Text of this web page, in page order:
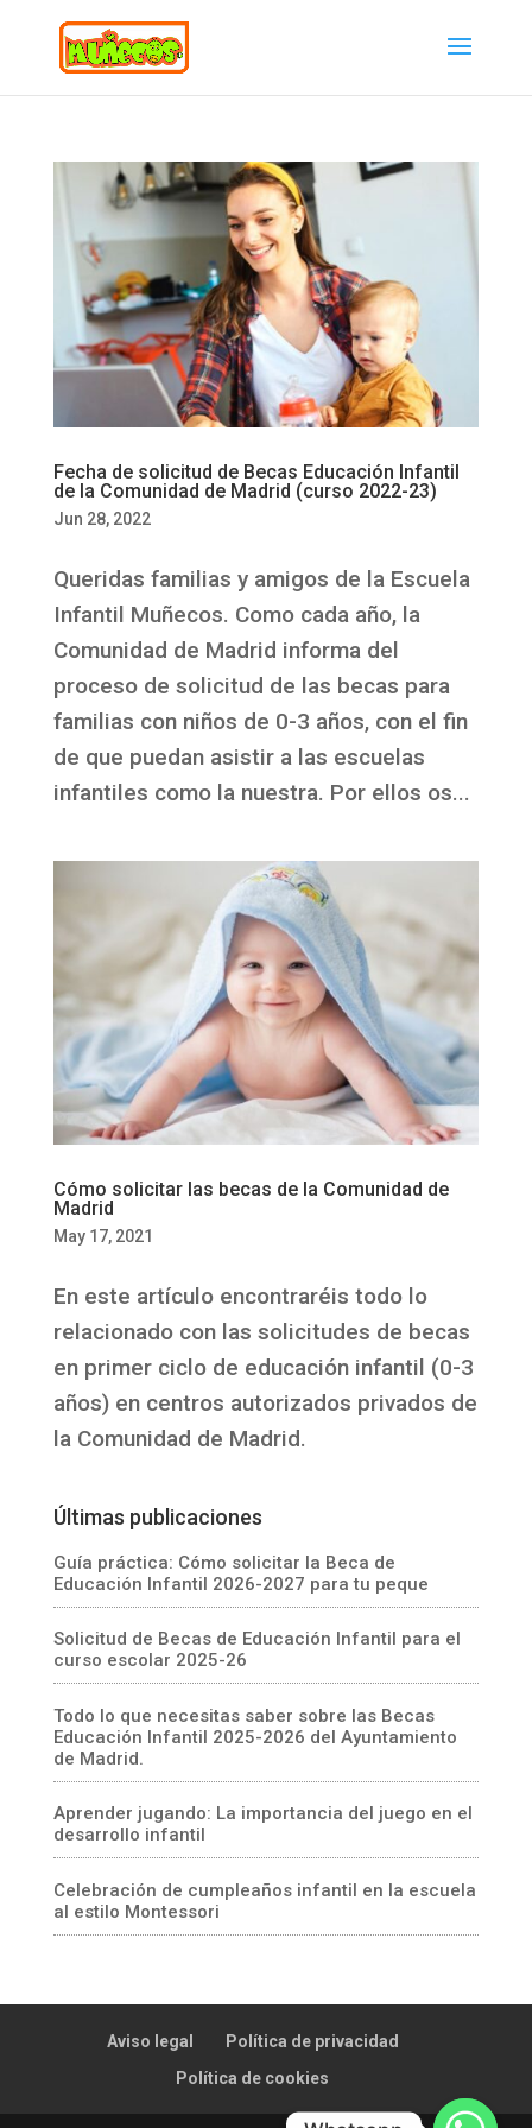
Fecha de solicitud de Becas Educación Infantil
de la Comunidad de Madrid (curso 2022-23)
Jun 28, 2022
Queridas familias y amigos de la Escuela
Infantil Muñecos. Como cada año, la
Comunidad de Madrid informa del
proceso de solicitud de las becas para
familias con niños de 0-3 años, con el fin
de que puedan asistir a las escuelas
infantiles como la nuestra. Por ellos os...
Cómo solicitar las becas de la Comunidad de
Madrid
May 17, 2021
En este artículo encontraréis todo lo
relacionado con las solicitudes de becas
en primer ciclo de educación infantil (0-3
años) en centros autorizados privados de
la Comunidad de Madrid.
Últimas publicaciones
Guía práctica: Cómo solicitar la Beca de
Educación Infantil 2026-2027 para tu peque
Solicitud de Becas de Educación Infantil para el
curso escolar 2025-26
Todo lo que necesitas saber sobre las Becas
Educación Infantil 2025-2026 del Ayuntamiento
de Madrid.
Aprender jugando: La importancia del juego en el
desarrollo infantil
Celebración de cumpleaños infantil en la escuela
al estilo Montessori
Aviso legal
Política de privacidad
Política de cookies